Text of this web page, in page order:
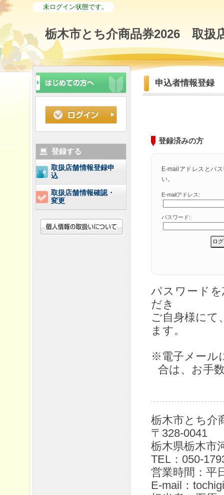
未ログイン状態です。
栃木市とち介商品券2026 取扱
登録する
取扱店舗情報登録申
込
取扱店舗情報確認・
変更
申込者情報登録
登録済みの方
E-mailアドレスとパ
い。
E-mailアドレス:
パスワード:
パスワード
だき
ご自身様にて
ます。
※電子メール
合は、お手
栃木市とち介
〒328-0041
栃木県栃木市
TEL：050-
営業時間：平
E-mail：